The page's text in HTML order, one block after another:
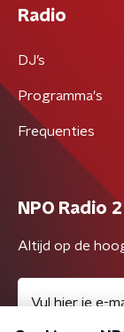
Radio
DJ’s
Programma's
Frequenties
NPO Radio
Altijd op de